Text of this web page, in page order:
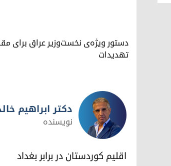
دستور ویژه‌ی نخست‌وزیر عراق برای
تهدیدات
دکتر ابراهیم خالد
دکتر ابراهیم
نویسنده
اقلیم کوردستان در برابر بغداد